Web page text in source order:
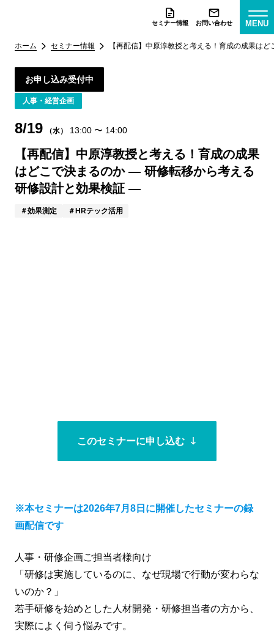
セミナー情報 お問い合わせ MENU
ホーム セミナー情報 【再配信】中原淳教授と考える！育成の成果は
お申し込み受付中
人事・経営企画
8/19 （水） 13:00 〜 14:00
【再配信】中原淳教授と考える！育成の成果
はどこで決まるのか ― 研修転移から考える
研修設計と効果検証 ―
効果測定 HRテック活用
このセミナーに申し込む
※本セミナーは2026年7月8日に開催したセミナーの録
画配信です
人事・研修企画ご担当者様向け
「研修は実施しているのに、なぜ現場で行動が変わらな
いのか？」
若手研修を始めとした人材開発・研修担当者の方から、
実際によく伺う悩みです。